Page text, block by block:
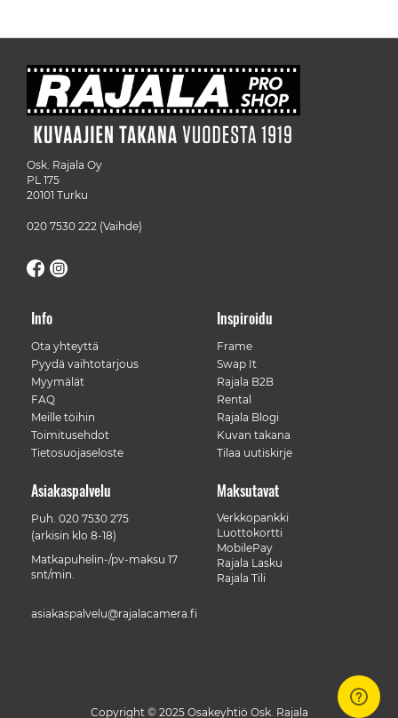
Osk. Rajala Oy
PL 175
20101 Turku
020 7530 222 (Vaihde)
Info
Ota yhteyttä
Pyydä vaihtotarjous
Myymälät
FAQ
Meille töihin
Toimitusehdot
Tietosuojaseloste
Inspiroidu
Frame
Swap It
Rajala B2B
Rental
Rajala Blogi
Kuvan takana
Tilaa uutiskirje
Maksutavat
Verkkopankki
Luottokortti
MobilePay
Rajala Lasku
Rajala Tili
Asiakaspalvelu
Puh. 020 7530 275
(arkisin klo 8-18)
Matkapuhelin-/pv-maksu 17
snt/min.
asiakaspalvelu@rajalacamera.fi
Copyright © 2025 Osakeyhtiö Osk. Rajala